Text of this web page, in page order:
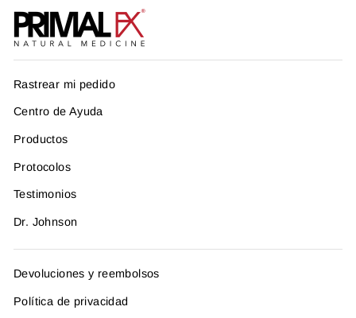
Rastrear mi pedido
Centro de Ayuda
Productos
Protocolos
Testimonios
Dr. Johnson
Devoluciones y reembolsos
Política de privacidad